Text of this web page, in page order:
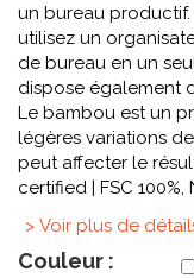
un bureau
utilisez un
de bureau en un
dispose également
Le bambou est un
légères variations
peut affecter le
certified | FSC 100%,
> Voir plus de
Couleur :